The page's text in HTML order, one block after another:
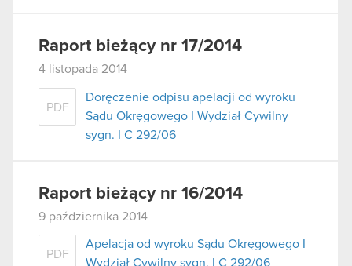
Raport bieżący nr 17/2014
4 listopada 2014
PDF
Doręczenie odpisu apelacji od wyroku
Sądu Okręgowego I Wydział Cywilny
sygn. I C 292/06
Raport bieżący nr 16/2014
9 października 2014
PDF
Apelacja od wyroku Sądu Okręgowego I
Wydział Cywilny sygn. I C 292/06